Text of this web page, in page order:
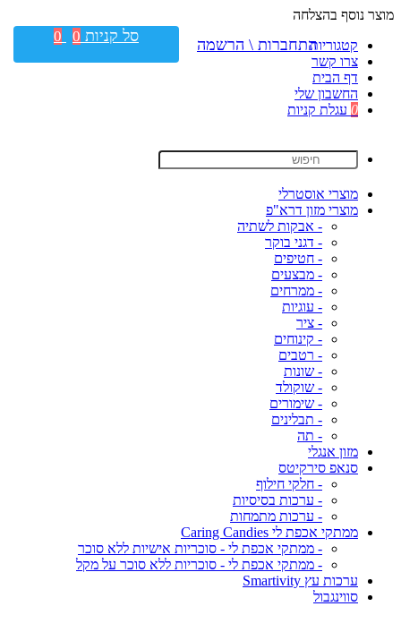
מוצר נוסף בהצלחה
קטגוריות
צרו קשר
דף הבית
החשבון שלי
0 עגלת קניות
מוצרי אוסטרלי
מוצרי מזון דרא"פ
- אבקות לשתיה
- דגני בוקר
- חטיפים
- מבצעים
- ממרחים
- עוגיות
- ציר
- קינוחים
- רטבים
- שונות
- שוקולד
- שימורים
- תבלינים
- תה
מזון אנגלי
סנאפ סירקיטס
- חלקי חילוף
- ערכות בסיסיות
- ערכות מתמחות
ממתקי אכפת לי Caring Candies
- ממתקי אכפת לי - סוכריות אישיות ללא סוכר
- ממתקי אכפת לי - סוכריות ללא סוכר על מקל
ערכות עץ Smartivity
סווינגבול
התחברות \ הרשמה סל קניות 0
0